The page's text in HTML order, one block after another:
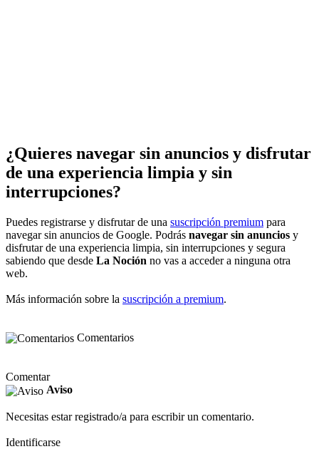
¿Quieres navegar sin anuncios y disfrutar
de una experiencia limpia y sin
interrupciones?
Puedes registrarse y disfrutar de una suscripción premium para
navegar sin anuncios de Google. Podrás navegar sin anuncios y
disfrutar de una experiencia limpia, sin interrupciones y segura
sabiendo que desde La Noción no vas a acceder a ninguna otra
web.
Más información sobre la suscripción a premium.
Comentarios
Comentar
Aviso
Necesitas estar registrado/a para escribir un comentario.
Identificarse